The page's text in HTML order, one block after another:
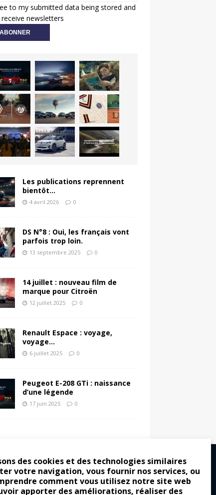
des cookies et des technologies similaires
votre navigation, vous fournir nos services, ou
comment vous utilisez notre site web
apporter des améliorations, réaliser des
to my submitted data being stored and
newsletters
Les publications reprennent
bientôt…
4 avril 2026 0
DS N°8 : Oui, les français vont
parfois trop loin.
13 septembre 2025 0
14 juillet : nouveau film de
marque pour Citroën
12 juillet 2025 0
Renault Espace : voyage,
voyage…
6 juillet 2025 0
Peugeot E-208 GTi : naissance
d’une légende
17 juin 2025 0
: pour les gens vrais